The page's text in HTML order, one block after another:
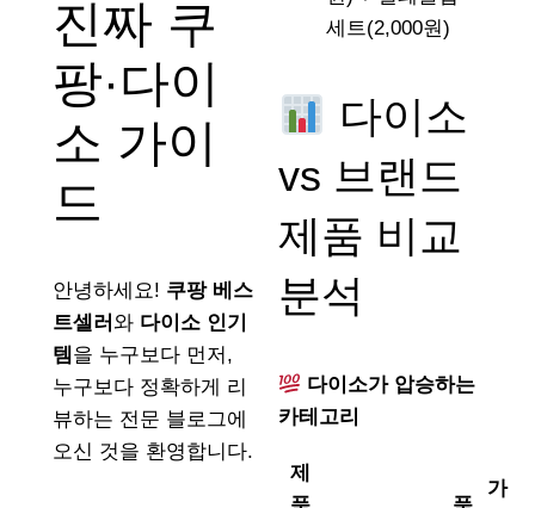
진짜 쿠
팡·다이
소 가이
드
안녕하세요! 쿠팡 베스
트셀러 와 다이소 인기
템 을 누구보다 먼저,
누구보다 정확하게 리
뷰하는 전문 블로그에
오신 것을 환영합니다.
세트(2,000원)
다이소
vs 브랜드
제품 비교
분석
다이소가 압승하는
카테고리
제
가